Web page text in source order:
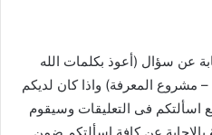
عن سؤال (أعوذ بكلمات الله
مشروع المعرفة) واذا كان لديكم
اسألتكم فى التعليقات وسيقوم